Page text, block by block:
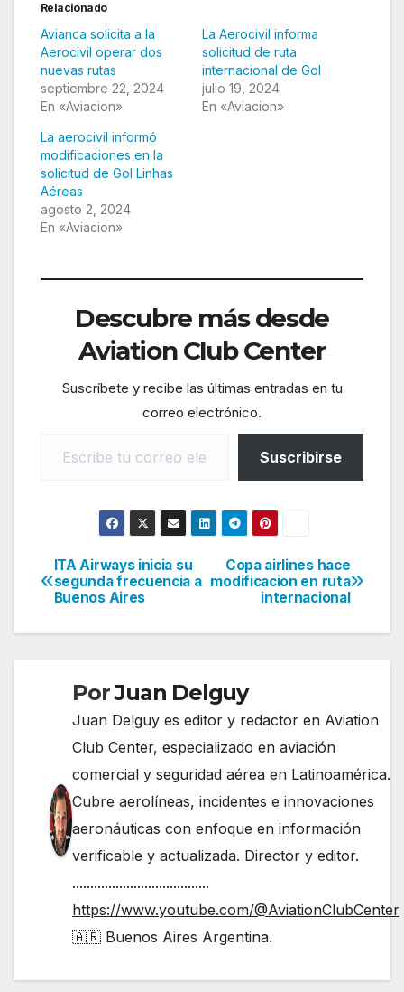
Relacionado
Avianca solicita a la
Aerocivil operar dos
nuevas rutas
septiembre 22, 2024
En «Aviacion»
La Aerocivil informa
solicitud de ruta
internacional de Gol
julio 19, 2024
En «Aviacion»
La aerocivil informó
modificaciones en la
solicitud de Gol Linhas
Aéreas
agosto 2, 2024
En «Aviacion»
Descubre más desde
Aviation Club Center
Suscríbete y recibe las últimas entradas en tu
correo electrónico.
Suscribirse
Navegación
de
Copa airlines hace
modificacion en ruta
internacional
ITA Airways inicia su
segunda frecuencia a
Buenos Aires
PorJuan Delguy
Juan Delguy es editor y redactor en Aviation
Club Center, especializado en aviación
comercial y seguridad aérea en Latinoamérica.
Cubre aerolíneas, incidentes e innovaciones
aeronáuticas con enfoque en información
verificable y actualizada. Director y editor.
......................................
https://www.youtube.com/@AviationClubCenter
🇦🇷 Buenos Aires Argentina.